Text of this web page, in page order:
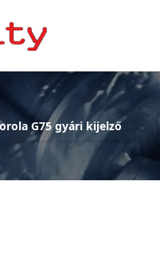
G75 gyári kijelző